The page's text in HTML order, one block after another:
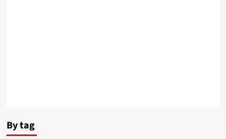
By tag